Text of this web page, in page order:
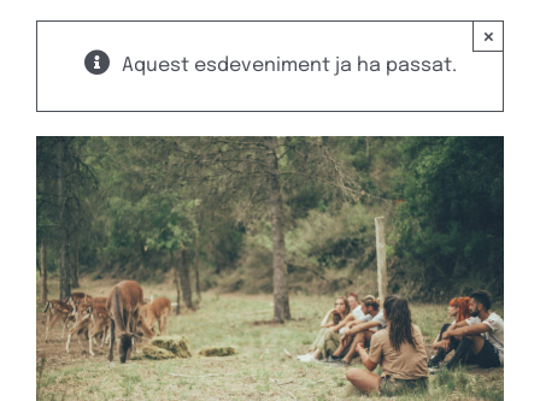
Aquest esdeveniment ja ha passat.
×